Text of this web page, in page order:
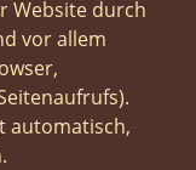
Website durch
vor allem
automatisch,